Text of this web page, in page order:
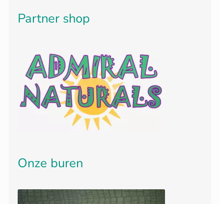
Partner shop
Onze buren